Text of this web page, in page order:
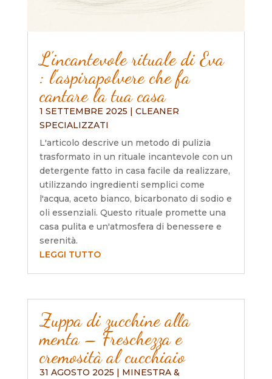
L'incantevole rituale di Eva
: l'aspirapolvere che fa
cantare la tua casa
1 SETTEMBRE 2025 | CLEANER
SPECIALIZZATI
L'articolo descrive un metodo di pulizia
trasformato in un rituale incantevole con un
detergente fatto in casa facile da realizzare,
utilizzando ingredienti semplici come
l'acqua, aceto bianco, bicarbonato di sodio e
oli essenziali. Questo rituale promette una
casa pulita e un'atmosfera di benessere e
serenità.
LEGGI TUTTO
Zuppa di zucchine alla
menta – Freschezza e
cremosità al cucchiaio
31 AGOSTO 2025 | MINESTRA &